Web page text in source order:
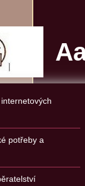
potřeby a